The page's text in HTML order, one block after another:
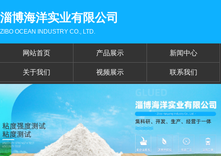
淄博海洋实业有限公司
ZIBO OCEAN INDUSTRY CO., LTD.
网站首页 产品展示 新闻中心
关于我们 视频展示 联系我们